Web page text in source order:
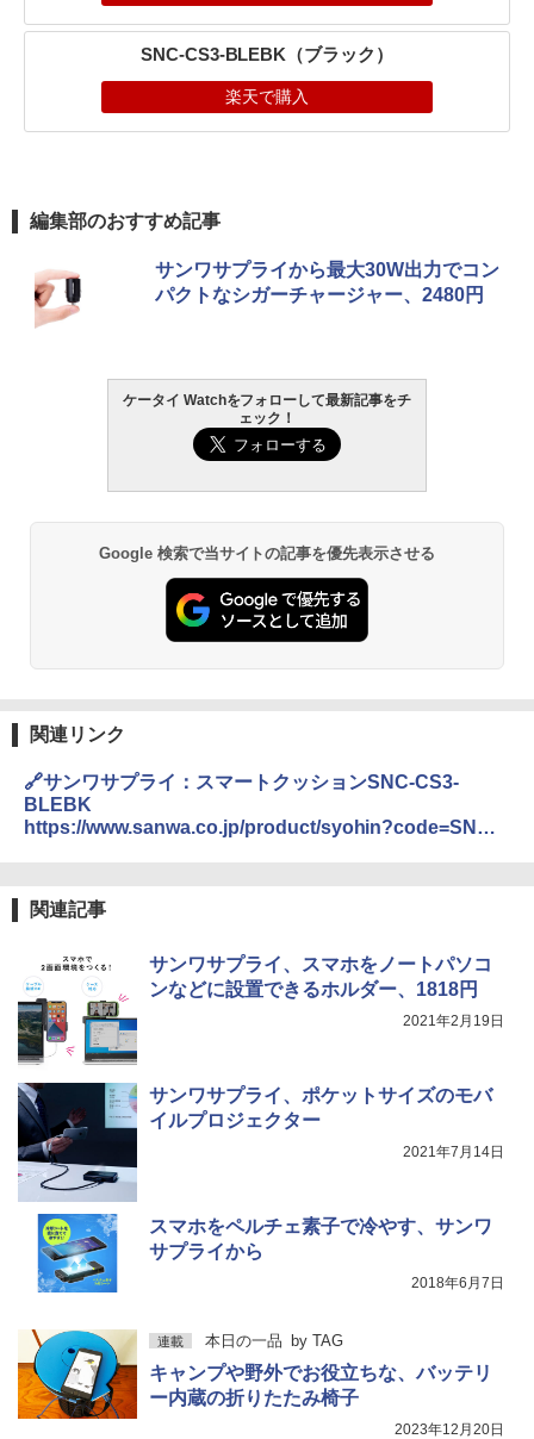
SNC-CS3-BLEBK（ブラック）
楽天で購入
編集部のおすすめ記事
サンワサプライから最大30W出力でコン
パクトなシガーチャージャー、2480円
ケータイ Watchをフォローして最新記事をチ
ェック！
Google 検索で当サイトの記事を優先表示させる
関連リンク
🔗サンワサプライ：スマートクッションSNC-CS3-
BLEBK
https://www.sanwa.co.jp/product/syohin?code=SNC-
関連記事
サンワサプライ、スマホをノートパソコ
ンなどに設置できるホルダー、1818円
2021年2月19日
サンワサプライ、ポケットサイズのモバ
イルプロジェクター
2021年7月14日
スマホをペルチェ素子で冷やす、サンワ
サプライから
2018年6月7日
連載 本日の一品 by TAG
キャンプや野外でお役立ちな、バッテリ
ー内蔵の折りたたみ椅子
2023年12月20日